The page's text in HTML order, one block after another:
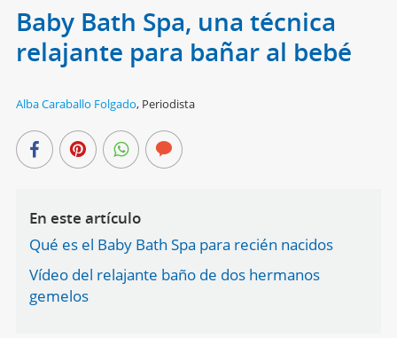
Baby Bath Spa, una técnica
relajante para bañar al bebé
Alba Caraballo Folgado, Periodista
En este artículo
Qué es el Baby Bath Spa para recién nacidos
Vídeo del relajante baño de dos hermanos
gemelos